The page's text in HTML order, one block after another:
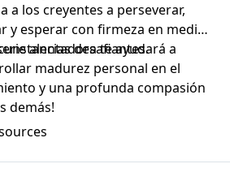
a los creyentes a perseverar,
y esperar con firmeza en medio
desafiantes.
alentadora te ayudará a
madurez personal en el
y una profunda compasión
demás!